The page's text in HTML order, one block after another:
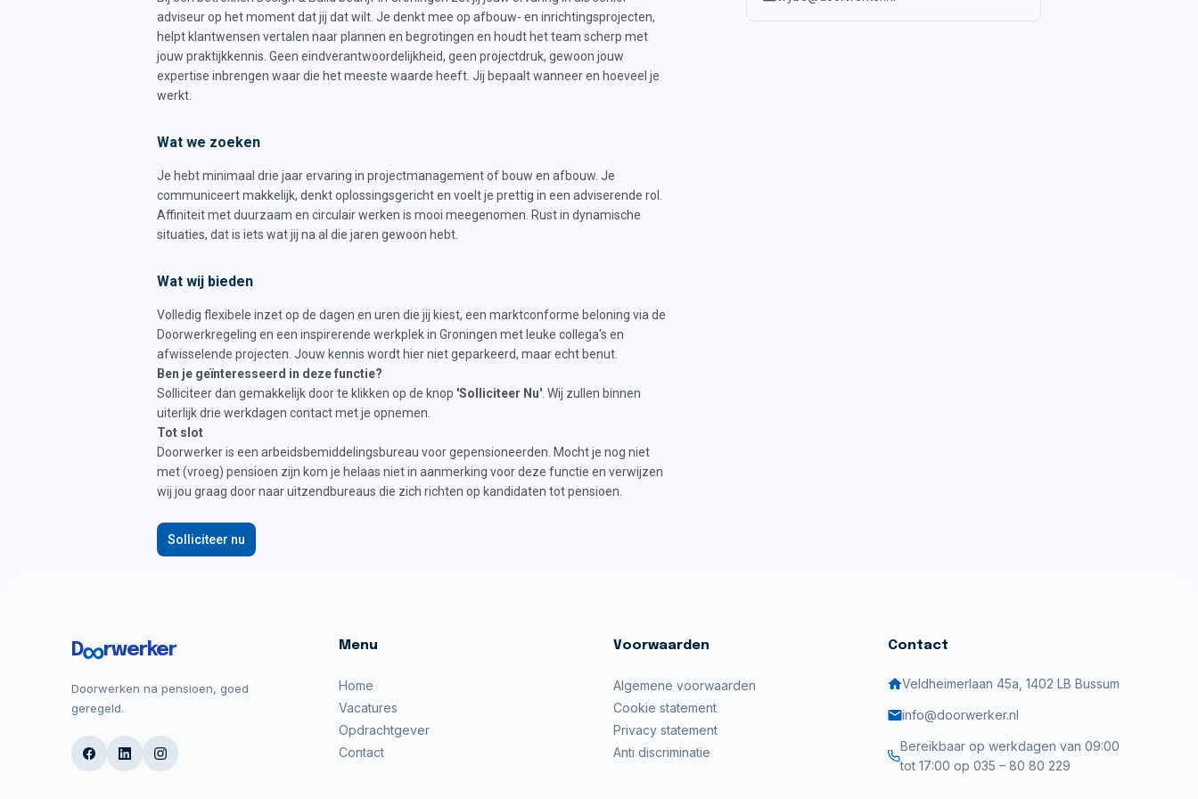
adviseur op het moment dat jij dat wilt. Je denkt mee op afbouw- en inrichtingsprojecten,
helpt klantwensen vertalen naar plannen en begrotingen en houdt het team scherp met
jouw praktijkkennis. Geen eindverantwoordelijkheid, geen projectdruk, gewoon jouw
expertise inbrengen waar die het meeste waarde heeft. Jij bepaalt wanneer en hoeveel je
werkt.
Wat we zoeken
Je hebt minimaal drie jaar ervaring in projectmanagement of bouw en afbouw. Je
communiceert makkelijk, denkt oplossingsgericht en voelt je prettig in een adviserende rol.
Affiniteit met duurzaam en circulair werken is mooi meegenomen. Rust in dynamische
situaties, dat is iets wat jij na al die jaren gewoon hebt.
Wat wij bieden
Volledig flexibele inzet op de dagen en uren die jij kiest, een marktconforme beloning via de
Doorwerkregeling en een inspirerende werkplek in Groningen met leuke collega's en
afwisselende projecten. Jouw kennis wordt hier niet geparkeerd, maar echt benut.
Ben je geïnteresseerd in deze functie?
Solliciteer dan gemakkelijk door te klikken op de knop 'Solliciteer Nu' . Wij zullen binnen
uiterlijk drie werkdagen contact met je opnemen.
Tot slot
Doorwerker is een arbeidsbemiddelingsbureau voor gepensioneerden. Mocht je nog niet
met (vroeg) pensioen zijn kom je helaas niet in aanmerking voor deze functie en verwijzen
wij jou graag door naar uitzendbureaus die zich richten op kandidaten tot pensioen.
Solliciteer nu
D∞rwerker
Doorwerken na pensioen, goed
geregeld.
Menu
Home
Vacatures
Opdrachtgever
Contact
Voorwaarden
Algemene voorwaarden
Cookie statement
Privacy statement
Anti discriminatie
Contact
Veldheimerlaan 45a, 1402 LB Bussum
info@doorwerker.nl
Bereikbaar op werkdagen van 09:00
tot 17:00 op 035 – 80 80 229